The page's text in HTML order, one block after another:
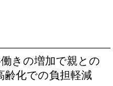
働きの増加で親との
齢化での負担軽減